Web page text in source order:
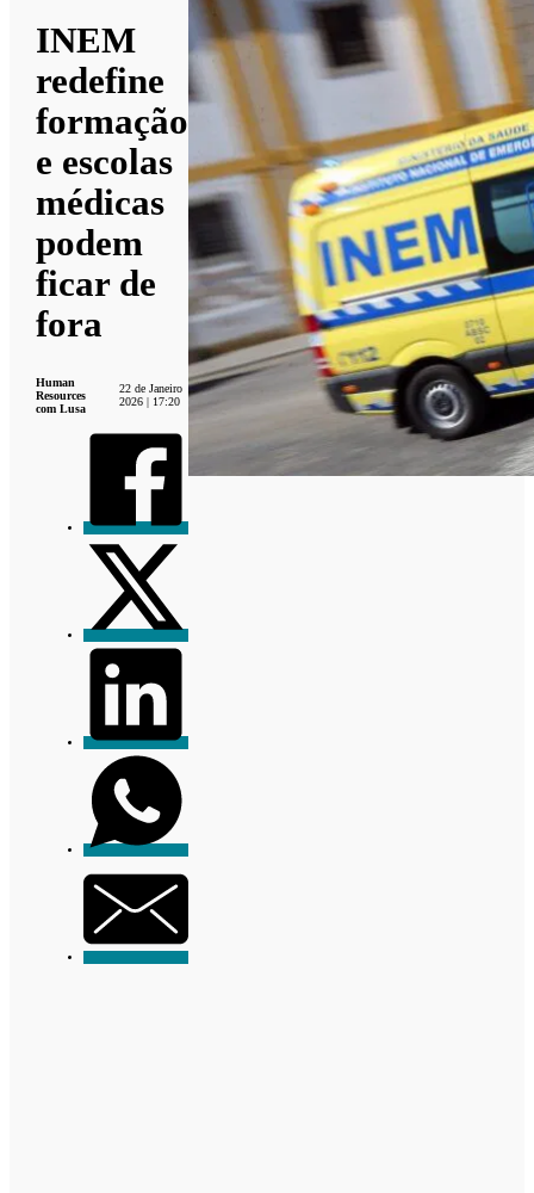
INEM
redefine
formação
e escolas
médicas
podem
ficar de
fora
Human
Resources
com Lusa
22 de Janeiro
2026 | 17:20